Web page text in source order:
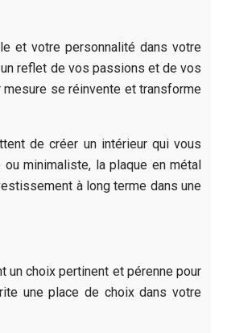
et votre personnalité dans votre
reflet de vos passions et de vos
se réinvente et transforme
de créer un intérieur qui vous
minimaliste, la plaque en métal
à long terme dans une
un choix pertinent et pérenne pour
une place de choix dans votre